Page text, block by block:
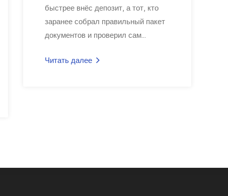
быстрее внёс депозит, а тот, кто
заранее собрал правильный пакет
документов и проверил сам...
Читать далее